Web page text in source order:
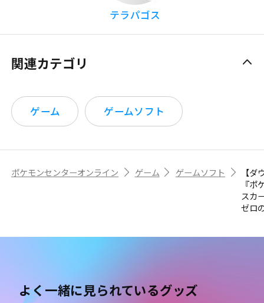
テラパゴス
関連カテゴリ
ゲーム ゲームソフト
ポケモンセンターオンライン ゲーム ゲームソフト
【
『ポ
スカ
ゼロ
よく一緒に見られているグッズ